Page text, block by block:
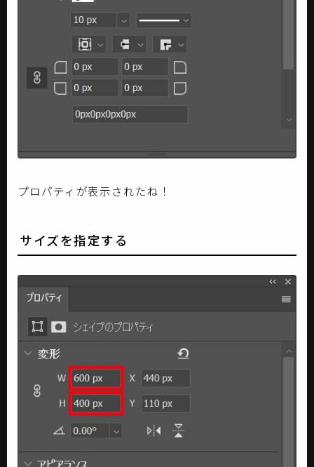
プロパティが表示されたね！
サイズを指定する